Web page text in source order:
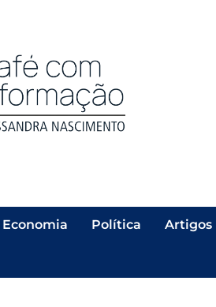
Economia Política Artigos